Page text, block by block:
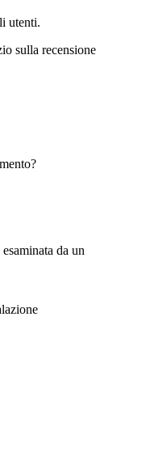
utenti.
sulla recensione
da un